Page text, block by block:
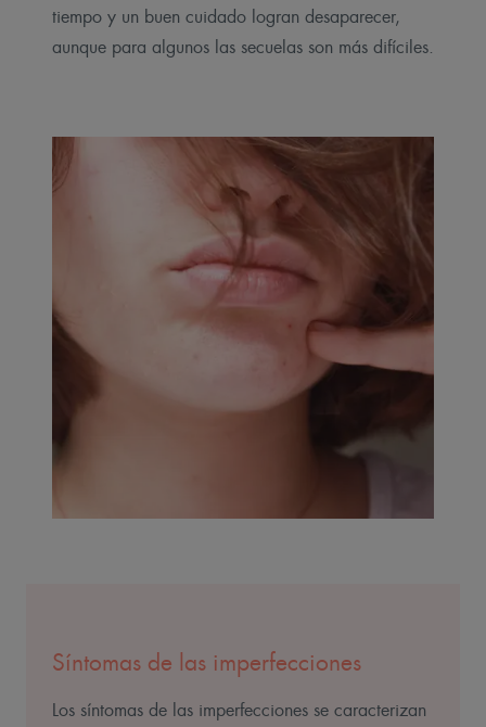
tiempo y un buen cuidado logran desaparecer,
aunque para algunos las secuelas son más difíciles.
Síntomas de las imperfecciones
Los síntomas de las imperfecciones se caracterizan